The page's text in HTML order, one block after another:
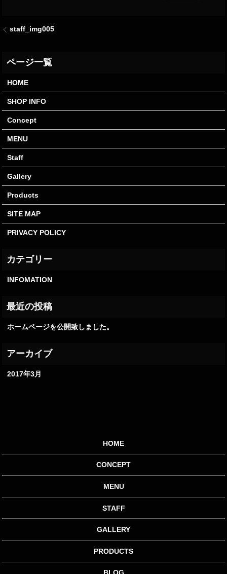
staff_img005
HOME
SHOP INFO
Concept
MENU
Staff
Gallery
Products
SITE MAP
PRIVACY POLICY
INFOMATION
ホームページを公開致しました。
2017年3月
HOME
CONCEPT
MENU
STAFF
GALLERY
PRODUCTS